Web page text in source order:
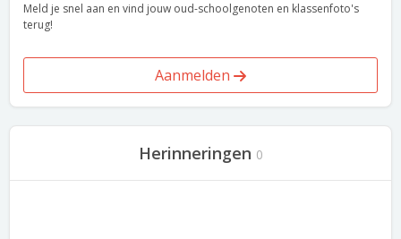
Meld je snel aan en vind jouw oud-schoolgenoten en klassenfoto's
terug!
Aanmelden
Herinneringen 0